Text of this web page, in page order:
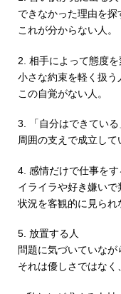
できなかった理由を探
これが分からない人。
2. 相手によって態度を
小さな約束を軽く扱う
この自覚がない人。
3. 「自分はできてい
周囲の支えで成立して
4. 感情だけで仕事をす
イライラや好き嫌いで
状況を客観的に見られ
5. 放置する人
問題に気づいていなが
それは優しさではなく